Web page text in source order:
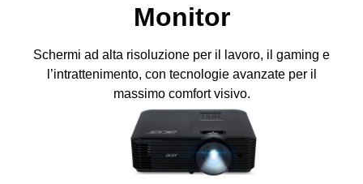
Monitor
Schermi ad alta risoluzione per il lavoro, il gaming e
l’intrattenimento, con tecnologie avanzate per il
massimo comfort visivo.